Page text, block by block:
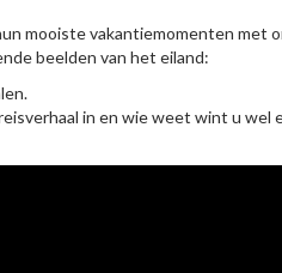
mooiste vakantiemomenten met
beelden van het eiland:
in en wie weet wint u wel